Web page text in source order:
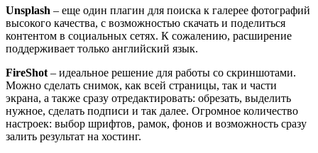
Unsplash – еще один плагин для поиска к галерее фотографий
высокого качества, с возможностью скачать и поделиться
контентом в социальных сетях. К сожалению, расширение
поддерживает только английский язык.
FireShot– идеальное решение для работы со скриншотами.
Можно сделать снимок, как всей страницы, так и части
экрана, а также сразу отредактировать: обрезать, выделить
нужное, сделать подписи и так далее. Огромное количество
настроек: выбор шрифтов, рамок, фонов и возможность сразу
залить результат на хостинг.